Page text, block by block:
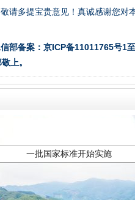
请多提宝贵意见！真诚感谢您对
部备案：京ICP备11011765号1
上。
一批国家标准开始实施